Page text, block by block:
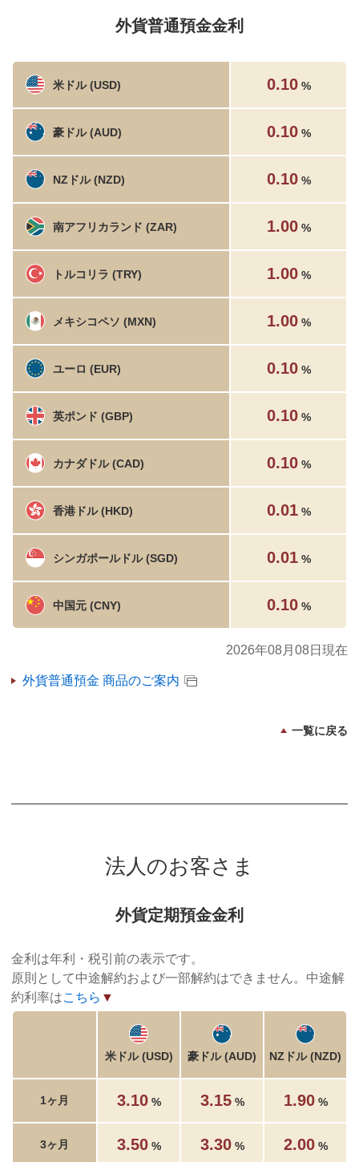
外貨普通預金金利
米ドル (USD) 0.10%
豪ドル (AUD) 0.10%
NZドル (NZD) 0.10%
南アフリカランド (ZAR) 1.00%
トルコリラ (TRY) 1.00%
メキシコペソ (MXN) 1.00%
ユーロ (EUR) 0.10%
英ポンド (GBP) 0.10%
カナダドル (CAD) 0.10%
香港ドル (HKD) 0.01%
シンガポールドル (SGD) 0.01%
中国元 (CNY) 0.10%
2026年08月08日現在
外貨普通預金 商品のご案内
一覧に戻る
法人のお客さま
外貨定期預金金利
金利は年利・税引前の表示です。
原則として中途解約および一部解約はできません。中途解
約利率はこちら ▼
米ドル (USD) 豪ドル (AUD) NZドル (NZD)
1ヶ月 3.10% 3.15% 1.90%
3ヶ月 3.50% 3.30% 2.00%